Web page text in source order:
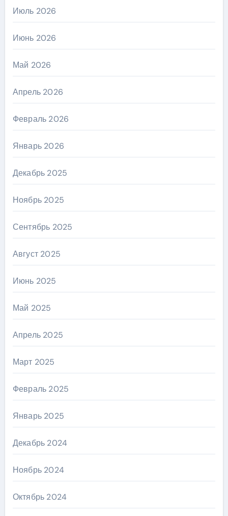
Июль 2026
Июнь 2026
Май 2026
Апрель 2026
Февраль 2026
Январь 2026
Декабрь 2025
Ноябрь 2025
Сентябрь 2025
Август 2025
Июнь 2025
Май 2025
Апрель 2025
Март 2025
Февраль 2025
Январь 2025
Декабрь 2024
Ноябрь 2024
Октябрь 2024